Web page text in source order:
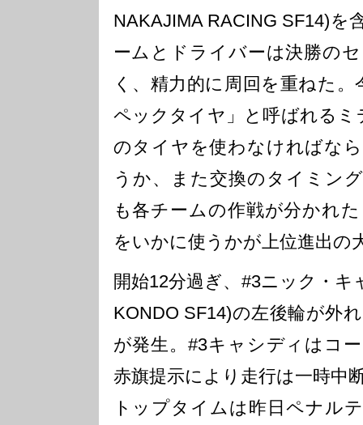
NAKAJIMA RACING SF14)を
ームとドライバーは決勝の
く、精力的に周回を重ねた
ペックタイヤ」と呼ばれる
のタイヤを使わなければな
うか、また交換のタイミン
も各チームの作戦が分かれ
をいかに使うかが上位進出の
開始12分過ぎ、#3ニック・キ
KONDO SF14)の左後輪が外
が発生。#3キャシディはコ
赤旗提示により走行は一時中
トップタイムは昨日ペナル